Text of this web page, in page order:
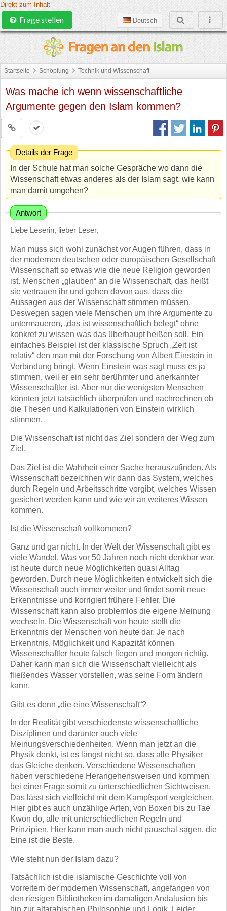
Direkt zum Inhalt
Deutsch
Frage stellen
Startseite Schöpfung Technik und Wissenschaft
Was mache ich wenn wissenschaftliche
Argumente gegen den Islam kommen?
Details der Frage
In der Schule hat man solche Gespräche wo dann die
Wissenschaft etwas anderes als der Islam sagt, wie kann
man damit umgehen?
Antwort
Liebe Leserin, lieber Leser,
Man muss sich wohl zunächst vor Augen führen, dass in
der modernen deutschen oder europäischen Gesellschaft
Wissenschaft so etwas wie die neue Religion geworden
ist. Menschen „glauben“ an die Wissenschaft, das heißt
sie vertrauen ihr und gehen davon aus, dass die
Aussagen aus der Wissenschaft stimmen müssen.
Deswegen sagen viele Menschen um ihre Argumente zu
untermaueren, „das ist wissenschaftlich belegt“ ohne
konkret zu wissen was das überhaupt heißen soll. Ein
einfaches Beispiel ist der klassische Spruch „Zeit ist
relativ“ den man mit der Forschung von Albert Einstein in
Verbindung bringt. Wenn Einstein was sagt muss es ja
stimmen, weil er ein sehr berühmter und anerkannter
Wissenschaftler ist. Aber nur die wenigsten Menschen
könnten jetzt tatsächlich überprüfen und nachrechnen ob
die Thesen und Kalkulationen von Einstein wirklich
stimmen.
Die Wissenschaft ist nicht das Ziel sondern der Weg zum
Ziel.
Das Ziel ist die Wahrheit einer Sache herauszufinden. Als
Wissenschaft bezeichnen wir dann das System, welches
durch Regeln und Arbeitsschritte vorgibt, welches Wissen
gesichert werden kann und wie wir an weiteres Wissen
kommen.
Ist die Wissenschaft vollkommen?
Ganz und gar nicht. In der Welt der Wissenschaft gibt es
viele Wandel. Was vor 50 Jahren noch nicht denkbar war,
ist heute durch neue Möglichkeiten quasi Alltag
geworden. Durch neue Möglichkeiten entwickelt sich die
Wissenschaft auch immer weiter und findet somit neue
Erkenntnisse und korrigiert frühere Fehler. Die
Wissenschaft kann also problemlos die eigene Meinung
wechseln. Die Wissenschaft von heute stellt die
Erkenntnis der Menschen von heute dar. Je nach
Erkenntnis, Möglichkeit und Kapazität können
Wissenschaftler heute falsch liegen und morgen richtig.
Daher kann man sich die Wissenschaft vielleicht als
fließendes Wasser vorstellen, was seine Form ändern
kann.
Gibt es denn „die eine Wissenschaft“?
In der Realität gibt verschiedenste wissenschaftliche
Disziplinen und darunter auch viele
Meinungsverschiedenheiten. Wenn man jetzt an die
Physik denkt, ist es längst nicht so, dass alle Physiker
das Gleiche denken. Verschiedene Wissenschaften
haben verschiedene Herangehensweisen und kommen
bei einer Frage somit zu unterschiedlichen Sichtweisen.
Das lässtsich vielleicht mit dem Kampfsport vergleichen.
Hier gibt es auch unzählige Arten, von Boxen bis zu Tae
Kwon do, alle mit unterschiedlichen Regeln und
Prinzipien. Hier kann man auch nicht pauschal sagen, die
Eine ist die Beste.
Wie steht nun der Islam dazu?
Tatsächlich ist die islamische Geschichte voll von
Vorreitern der modernen Wissenschaft, angefangen von
den riesigen Bibliotheken im damaligen Andalusien bis
hin zur altarabischen Philosophie und Logik. Leider